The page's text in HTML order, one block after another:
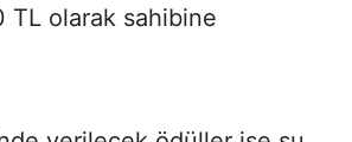
TL olarak sahibine